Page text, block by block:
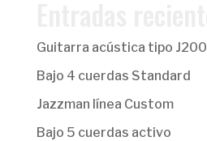
Guitarra acústica tipo J200
Bajo 4 cuerdas Standard
Jazzman línea Custom
Bajo 5 cuerdas activo